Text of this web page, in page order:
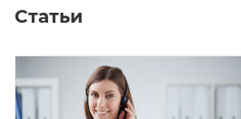
Статьи